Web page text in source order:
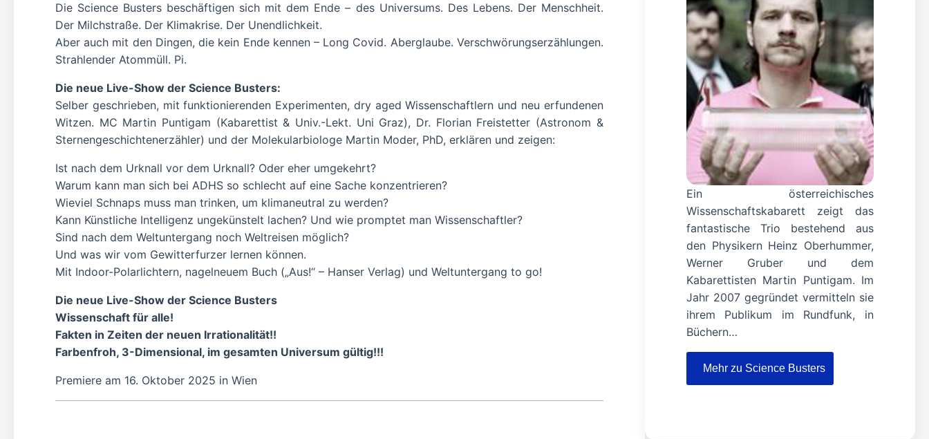
Die Science Busters beschäftigen sich mit dem Ende – des Universums. Des Lebens. Der Menschheit.
Der Milchstraße. Der Klimakrise. Der Unendlichkeit.
Aber auch mit den Dingen, die kein Ende kennen – Long Covid. Aberglaube. Verschwörungserzählungen.
Strahlender Atommüll. Pi.
Die neue Live-Show der Science Busters:
Selber geschrieben, mit funktionierenden Experimenten, dry aged Wissenschaftlern und neu erfundenen
Witzen. MC Martin Puntigam (Kabarettist & Univ.-Lekt. Uni Graz), Dr. Florian Freistetter (Astronom &
Sternengeschichtenerzähler) und der Molekularbiologe Martin Moder, PhD, erklären und zeigen:
Ist nach dem Urknall vor dem Urknall? Oder eher umgekehrt?
Warum kann man sich bei ADHS so schlecht auf eine Sache konzentrieren?
Wieviel Schnaps muss man trinken, um klimaneutral zu werden?
Kann Künstliche Intelligenz ungekünstelt lachen? Und wie promptet man Wissenschaftler?
Sind nach dem Weltuntergang noch Weltreisen möglich?
Und was wir vom Gewitterfurzer lernen können.
Mit Indoor-Polarlichtern, nagelneuem Buch („Aus!“ – Hanser Verlag) und Weltuntergang to go!
Die neue Live-Show der Science Busters
Wissenschaft für alle!
Fakten in Zeiten der neuen Irrationalität!!
Farbenfroh, 3-Dimensional, im gesamten Universum gültig!!!
Premiere am 16. Oktober 2025 in Wien
Ein österreichisches
Wissenschaftskabarett zeigt das
fantastische Trio bestehend aus
den Physikern Heinz Oberhummer,
Werner Gruber und dem
Kabarettisten Martin Puntigam. Im
Jahr 2007 gegründet vermitteln sie
ihrem Publikum im Rundfunk, in
Büchern…
Mehr zu Science Busters